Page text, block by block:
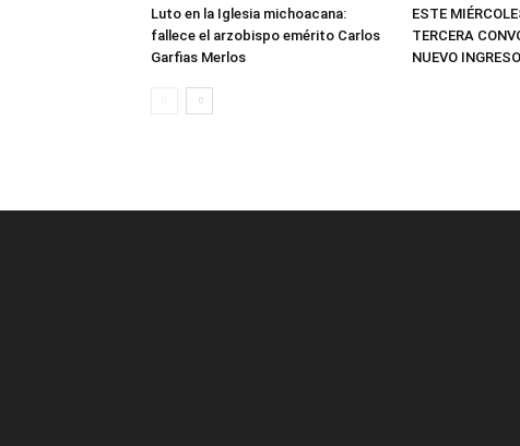
Luto en la Iglesia michoacana:
fallece el arzobispo emérito Carlos
Garfias Merlos
ESTE
TERCERA
NUEVO